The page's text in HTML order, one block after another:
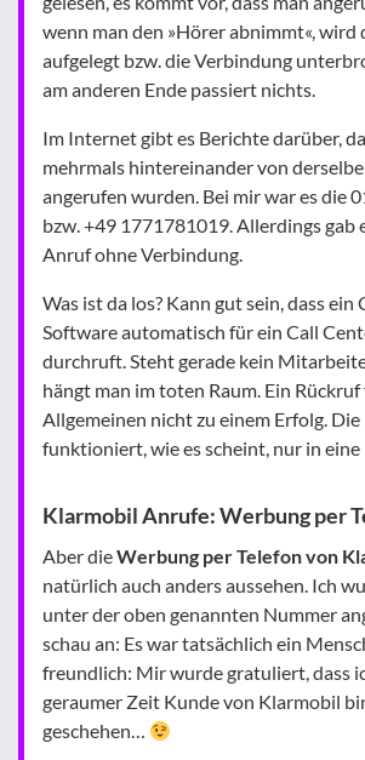
wenn man den »Hörer abnimmt«,
aufgelegt bzw. die Verbindung
am anderen Ende passiert nichts.
Im Internet gibt es Berichte darüber,
mehrmals hintereinander von
angerufen wurden. Bei mir war es die
bzw. +49 1771781019. Allerdings gab
Anruf ohne Verbindung.
Was ist da los? Kann gut sein, dass
Software automatisch für ein Call
durchruft. Steht gerade kein
hängt man im toten Raum. Ein
Allgemeinen nicht zu einem Erfolg.
funktioniert, wie es scheint, nur in eine
Klarmobil Anrufe: Werbung per
Aber dieWerbung per Telefon von
natürlich auch anders aussehen. Ich
unter der oben genannten Nummer
schau an: Es war tatsächlich ein
freundlich: Mir wurde gratuliert, dass
geraumer Zeit Kunde von Klarmobil
geschehen…